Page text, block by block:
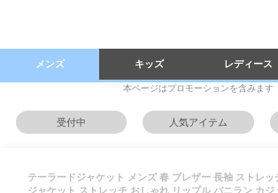
メンズ キッズ レディース
本ページはプロモーションを含みます
受付中 人気アイテム
テーラードジャケット メンズ 春 ブレザー 長袖 ストレッ
ジャケット ストレッチ おしゃれ リップル バニラン カ